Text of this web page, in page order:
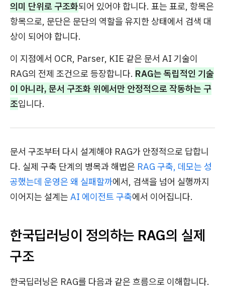
의미 단위로 구조화되어 있어야 합니다. 표는 표로, 항목은
항목으로, 문단은 문단의 역할을 유지한 상태에서 검색 대
상이 되어야 합니다.
이 지점에서 OCR, Parser, KIE 같은 문서 AI 기술이
RAG의 전제 조건으로 등장합니다. RAG는 독립적인 기술
이 아니라, 문서 구조화 위에서만 안정적으로 작동하는 구
조입니다.
문서 구조부터 다시 설계해야 RAG가 안정적으로 답합니
다. 실제 구축 단계의 병목과 해법은 RAG 구축, 데모는 성
공했는데 운영은 왜 실패할까에서, 검색을 넘어 실행까지
이어지는 설계는 AI 에이전트 구축에서 이어집니다.
한국딥러닝이 정의하는 RAG의 실제
구조
한국딥러닝은 RAG를 다음과 같은 흐름으로 이해합니다.